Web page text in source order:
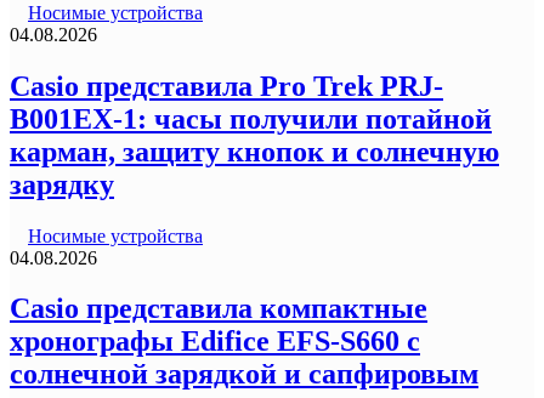
Носимые устройства
04.08.2026
Casio представила Pro Trek PRJ-
B001EX-1: часы получили потайной
карман, защиту кнопок и солнечную
зарядку
Носимые устройства
04.08.2026
Casio представила компактные
хронографы Edifice EFS-S660 с
солнечной зарядкой и сапфировым